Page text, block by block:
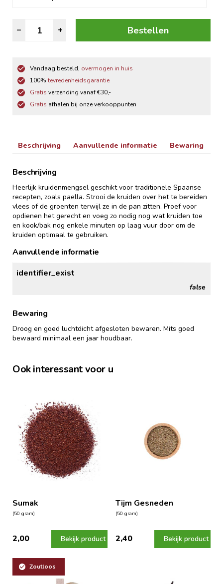
–
Spaanse
Paella
+ Bestellen
Vandaag besteld, overmogen in huis
100% tevredenheidsgarantie
Gratis verzending vanaf €30,-
Gratis afhalen bij onze verkooppunten
Beschrijving Aanvullende informatie Bewaring
Beschrijving
Heerlijk kruidenmengsel geschikt voor traditionele Spaanse
recepten, zoals paella. Strooi de kruiden over het te bereiden
vlees of de groenten terwijl ze in de pan zitten. Proef voor
opdienen het gerecht en voeg zo nodig nog wat kruiden toe
en kook/bak nog enkele minuten op laag vuur door om de
kruiden optimaal te gebruiken.
Aanvullende informatie
identifier_exist
false
Bewaring
Droog en goed luchtdicht afgesloten bewaren. Mits goed
bewaard minimaal een jaar houdbaar.
Ook interessant voor u
Sumak
(50 gram)
2,00 Bekijk product
Tijm Gesneden
(50 gram)
2,40 Bekijk product
Zoutloos